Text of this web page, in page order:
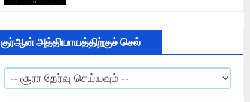
குர்ஆன் அத்தியாயத்திற்குச் செல்